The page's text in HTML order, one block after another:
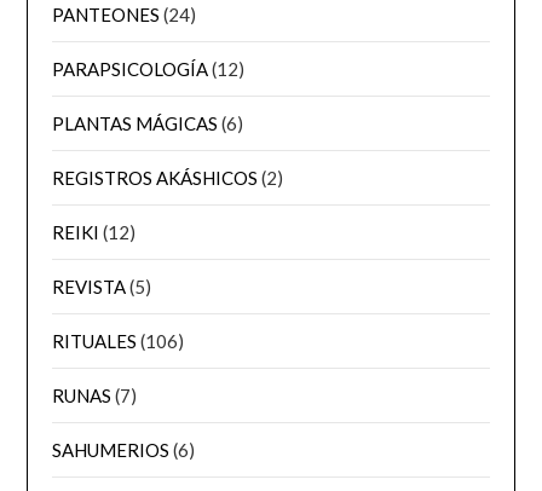
PANTEONES (24)
PARAPSICOLOGÍA(12)
PLANTAS MÁGICAS (6)
REGISTROS AKÁSHICOS (2)
REIKI (12)
REVISTA(5)
RITUALES (106)
RUNAS (7)
SAHUMERIOS (6)